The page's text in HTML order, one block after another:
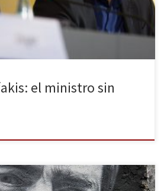
Alexis Tsipras. […]
el ministro sin